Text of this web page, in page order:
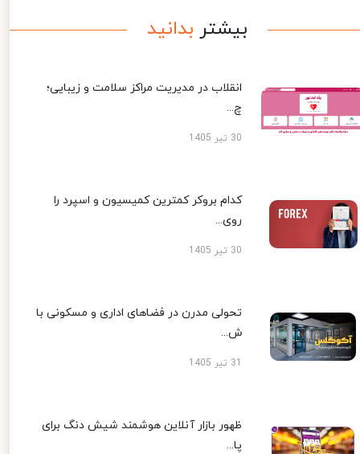
بیشتر بدانید
انقلاب در مدیریت مراکز سلامت و زیبایی؛
چ...
30 تیر 1405
کدام بروکر کمترین کمیسیون و اسپرد را
روی...
30 تیر 1405
تحولی مدرن در فضاهای اداری و مسکونی با
ش...
ظهور بازار آنلاین هوشمند شیش دنگ برای
پا...